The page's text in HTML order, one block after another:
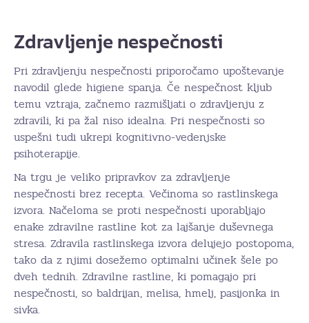
Zdravljenje nespečnosti
Pri zdravljenju nespečnosti priporočamo upoštevanje
navodil glede higiene spanja. Če nespečnost kljub
temu vztraja, začnemo razmišljati o zdravljenju z
zdravili, ki pa žal niso idealna. Pri nespečnosti so
uspešni tudi ukrepi kognitivno-vedenjske
psihoterapije.
Na trgu je veliko pripravkov za zdravljenje
nespečnosti brez recepta. Večinoma so rastlinskega
izvora. Načeloma se proti nespečnosti uporabljajo
enake zdravilne rastline kot za lajšanje duševnega
stresa. Zdravila rastlinskega izvora delujejo postopoma,
tako da z njimi dosežemo optimalni učinek šele po
dveh tednih. Zdravilne rastline, ki pomagajo pri
nespečnosti, so baldrijan, melisa, hmelj, pasijonka in
sivka.